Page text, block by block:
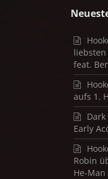
liebsten
feat.
aufs 1.
Dark
Early
Robin
He-